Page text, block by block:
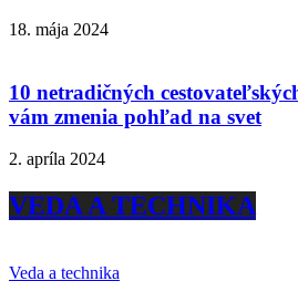
18. mája 2024
10 netradičných
vám zmenia pohľad na svet
2. apríla 2024
VEDA A TECHNIKA
Veda a technika